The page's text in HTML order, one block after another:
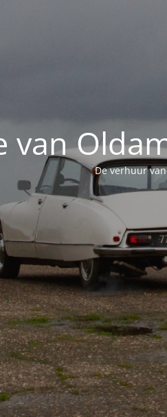
van
De verhuur